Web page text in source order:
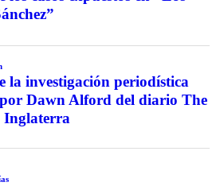
la investigación periodística
Dawn Alford del diario The